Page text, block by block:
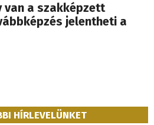
van a szakképzett
jelentheti a
HÍRLEVELÜNKET